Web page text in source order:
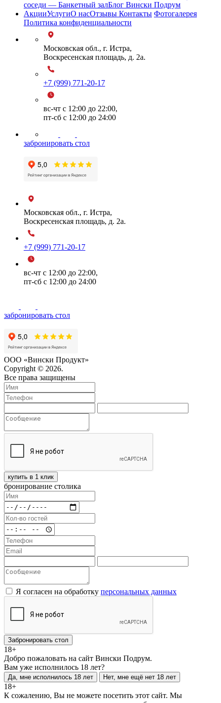
соседи — Банкетный залБлог Вински Подрум
АкцииУслугиО насОтзывы Контакты Фотогалерея
Политика конфиденциальности
Московская обл., г. Истра,
Воскресенская площадь, д. 2а.
+7 (999) 771-20-17
вс-чт с 12:00 до 22:00,
пт-сб с 12:00 до 24:00
забронировать стол
Московская обл., г. Истра,
Воскресенская площадь, д. 2а.
+7 (999) 771-20-17
вс-чт с 12:00 до 22:00,
пт-сб с 12:00 до 24:00
забронировать стол
ООО «Вински Продукт»
Copyright © 2026.
Все права защищены
купить в 1 клик
бронирование столика
Я согласен на обработку персональных данных
Забронировать стол
18+
Добро пожаловать на сайт Вински Подрум.
Вам уже исполнилось 18 лет?
Да, мне исполнилось 18 лет Нет, мне ещё нет 18 лет
18+
К сожалению, Вы не можете посетить этот сайт. Мы